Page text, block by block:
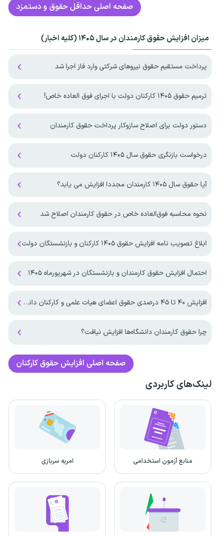
صفحه اصلی حداقل حقوق و دستمزد
میزان افزایش حقوق کارمندان در سال ۱۴۰۵ (کلیه اخبار)
پرداخت مستقیم حقوق نیروهای شرکتی وارد فاز اجرا شد
ترمیم حقوق ۱۴۰۵ کارکنان دولت با اجرای فوق العاده خاص!
دستور دولت برای اصلاح سازوکار پرداخت حقوق کارمندان
درخواست بازنگری حقوق سال ۱۴۰۵ کارکنان دولت
آیا حقوق سال ۱۴۰۵ کارمندان مجددا افزایش می یابد؟
نحوه محاسبه فوق‌العاده خاص در حقوق کارمندان اصلاح شد
ابلاغ تصویب نامه افزایش حقوق ۱۴۰۵ کارکنان و بازنشستگان دولت
احتمال افزایش حقوق کارمندان و بازنشستگان در شهریورماه ۱۴۰۵
افزایش ۴۰ تا ۴۵ درصدی حقوق اعضای هیات علمی و کارکنان دانشگاه آزاد اسلامی در سال ۱۴۰۵
چرا حقوق‌‌ کارمندان دانشگاه‌ها افزایش نیافت؟
صفحه اصلی افزایش حقوق کارکنان
لینک‌های کاربردی
منابع آزمون استخدامی امریه سربازی